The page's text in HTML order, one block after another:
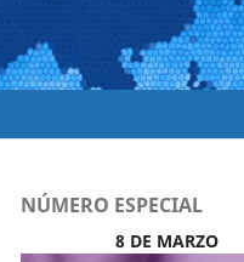
NÚMERO ESPECIAL
8 DE MARZO